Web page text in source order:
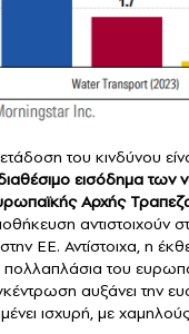
του κινδύνου
εισόδημα των
Αρχής
αντιστοιχούν
ΕΕ. Αντίστοιχα, η
πολλαπλάσια του
αυξάνει την
ισχυρή, με